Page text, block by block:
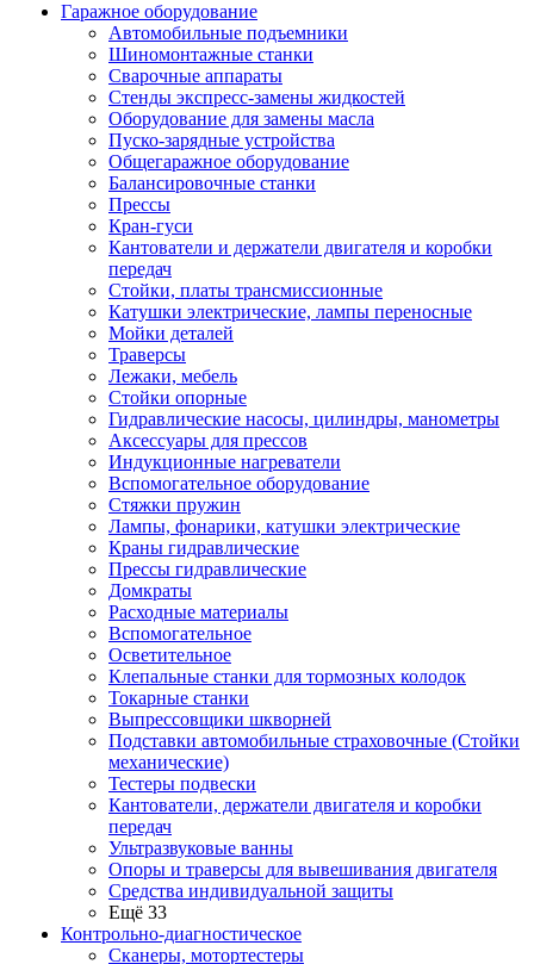
Гаражное оборудование
Автомобильные подъемники
Шиномонтажные станки
Сварочные аппараты
Стенды экспресс-замены жидкостей
Оборудование для замены масла
Пуско-зарядные устройства
Общегаражное оборудование
Балансировочные станки
Прессы
Кран-гуси
Кантователи и держатели двигателя и коробки
передач
Стойки, платы трансмиссионные
Катушки электрические, лампы переносные
Мойки деталей
Траверсы
Лежаки, мебель
Стойки опорные
Гидравлические насосы, цилиндры, манометры
Аксессуары для прессов
Индукционные нагреватели
Вспомогательное оборудование
Стяжки пружин
Лампы, фонарики, катушки электрические
Краны гидравлические
Прессы гидравлические
Домкраты
Расходные материалы
Вспомогательное
Осветительное
Клепальные станки для тормозных колодок
Токарные станки
Выпрессовщики шкворней
Подставки автомобильные страховочные (Стойки
механические)
Тестеры подвески
Кантователи, держатели двигателя и коробки
передач
Ультразвуковые ванны
Опоры и траверсы для вывешивания двигателя
Средства индивидуальной защиты
Ещё 33
Контрольно-диагностическое
Сканеры, мотортестеры